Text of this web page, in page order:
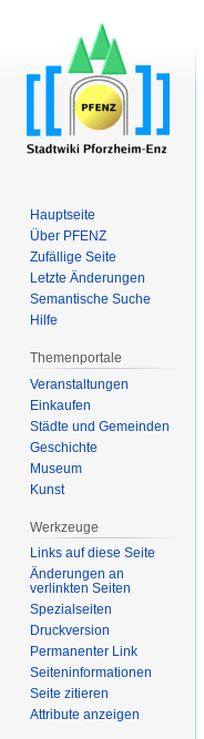
Hauptseite
Über PFENZ
Zufällige Seite
Letzte Änderungen
Semantische Suche
Hilfe
Themenportale
Veranstaltungen
Einkaufen
Städte und Gemeinden
Geschichte
Museum
Kunst
Werkzeuge
Links auf diese Seite
Änderungen an
verlinkten Seiten
Spezialseiten
Druckversion
Permanenter Link
Seiten­­informationen
Seite zitieren
Attribute anzeigen